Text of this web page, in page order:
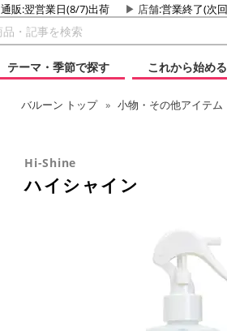
通販:翌営業日(8/7)出荷 店舗:営業終了(次
テーマ・季節で探す
これから始める
バルーン トップ 小物・その他アイテム
Hi-Shine
ハイシャイン